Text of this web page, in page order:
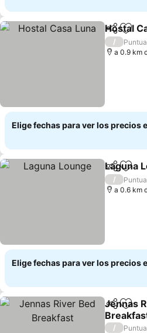
Compartir
Hostal
/
a 0.9 km
Elige fechas para ver los precios
Compartir
Laguna
/
a 0.6 km
Elige fechas para ver los precios
Compartir
Jennas
/